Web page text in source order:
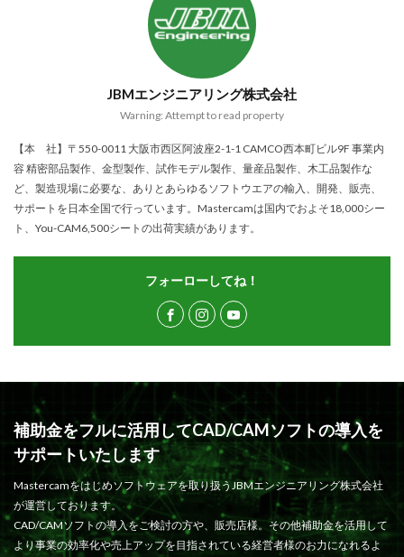
JBMエンジニアリング株式会社
Warning: Attempt to read property
【本 社】〒550-0011 大阪市西区阿波座2-1-1 CAMCO西本町ビル9F 事業内
容 精密部品製作、金型製作、試作モデル製作、量産品製作、木工品製作な
ど、製造現場に必要な、ありとあらゆるソフトウエアの輸入、開発、販売、
サポートを日本全国で行っています。Mastercamは国内でおよそ18,000シー
ト、You-CAM6,500シートの出荷実績があります。
フォーローしてね！
補助金をフルに活用してCAD/CAMソフトの導入を
サポートいたします
Mastercamをはじめソフトウェアを取り扱うJBMエンジニアリング株式会社
が運営しております。
CAD/CAMソフトの導入をご検討の方や、販売店様。その他補助金を活用して
より事業の効率化や売上アップを目指されている経営者様のお力になれるよ